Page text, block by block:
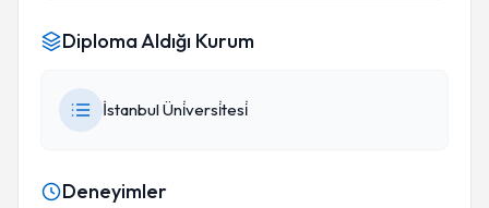
Diploma Aldığı Kurum
İstanbul Üni̇versi̇tesi̇
Deneyimler